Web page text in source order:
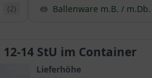
ist seit Jahrtausenden in Kultur
trägt eine rötlich-braune Rinde
des Mandelbaums bringt Frische
(2) Ballenware m.B. / m.Db.
14 StU im Container
Lieferhöhe